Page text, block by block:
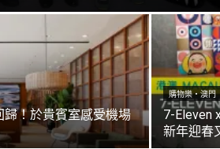
歸！於貴賓室感受機場
購物樂‧澳門
7-Eleven
新年迎春